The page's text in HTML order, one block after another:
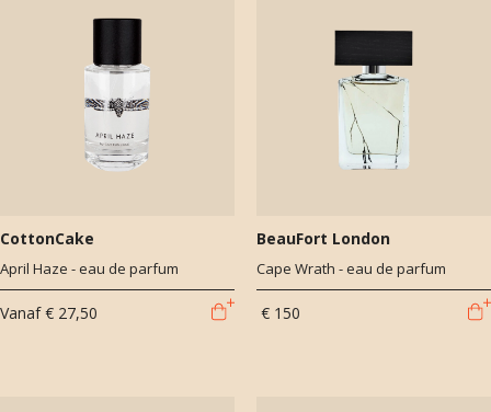
CottonCake
April Haze - eau de parfum
Vanaf € 27,50
BeauFort London
Cape Wrath - eau de parfum
€ 150